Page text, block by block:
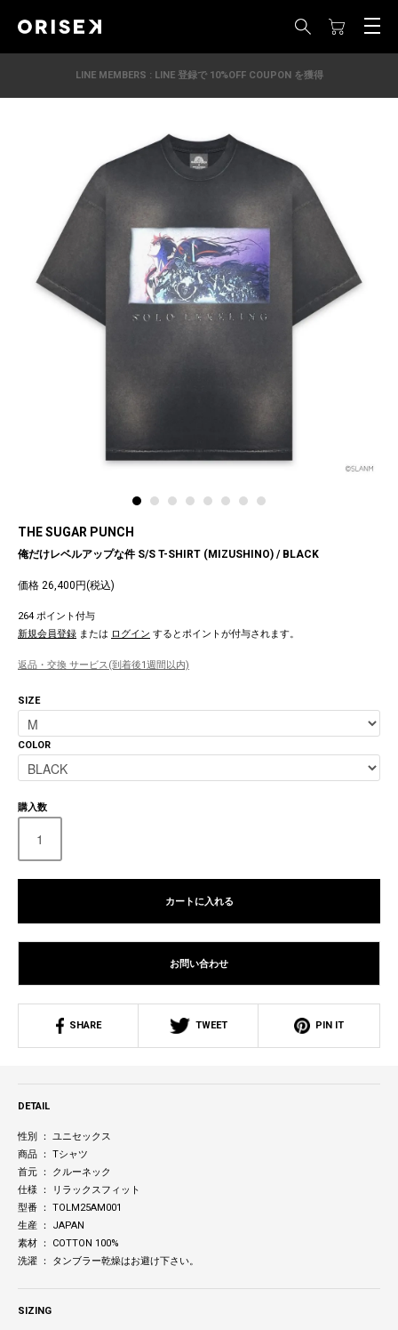
LINE MEMBERS : LINE 登録で 10%OFF COUPON を獲得
THE SUGAR PUNCH
俺だけレベルアップな件 S/S T-SHIRT (MIZUSHINO) / BLACK
価格 26,400円(税込)
264 ポイント付与
新規会員登録 または ログイン するとポイントが付与されます。
返品・交換 サービス(到着後1週間以内)
SIZE
COLOR
購入数
カートに入れる
お問い合わせ
SHARE TWEET PIN IT
DETAIL
性別 ： ユニセックス
商品 ： Tシャツ
首元 ： クルーネック
仕様 ： リラックスフィット
型番 ： TOLM25AM001
生産 ： JAPAN
素材 ： COTTON 100%
洗濯 ： タンブラー乾燥はお避け下さい。
SIZING